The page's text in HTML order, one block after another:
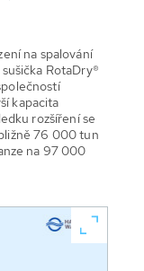
na spalování
RotaDry®
kapacita
rozšíření se
76 000 tun
na 97 000